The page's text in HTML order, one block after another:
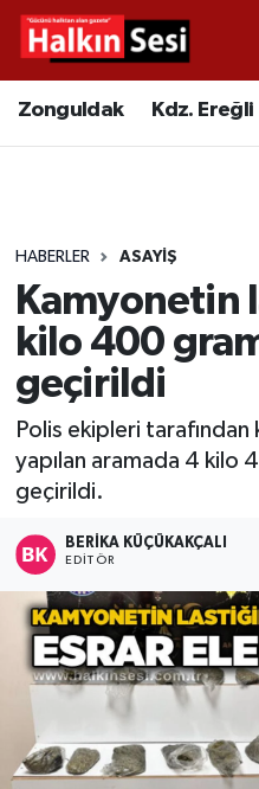
Zonguldak Kdz. Ereğli
HABERLER ASAYIŞ
Kamyonetin
kilo 400
geçirildi
Polis ekipleri
yapılan aramada 4 kilo
geçirildi.
BERIKA KÜÇÜKAKÇALI
EDITÖR
Video
Çaycuma
Alaplı
Asayiş
Bartın
Bolu
ÇEVRE
BİLİM VE TEKNOLOJİ
Merkez Hava
Süper Lig Puan
Tüm Manşetler
Son Dakika Haberleri
Haber Arşivi